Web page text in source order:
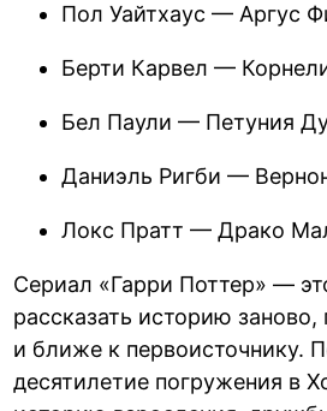
Пол Уайтхаус — Аргус
Берти Карвел —
Бел Паули — Петуния
Даниэль Ригби —
Локс Пратт — Драко
Сериал «Гарри Поттер» —
рассказать историю
и ближе к первоисточнику.
десятилетие погружения в